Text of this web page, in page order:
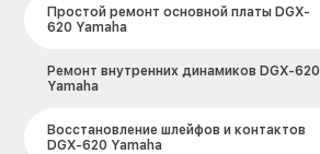
Простой ремонт основной платы DGX-
620 Yamaha
Ремонт внутренних динамиков DGX-620
Yamaha
Восстановление шлейфов и контактов
DGX-620 Yamaha